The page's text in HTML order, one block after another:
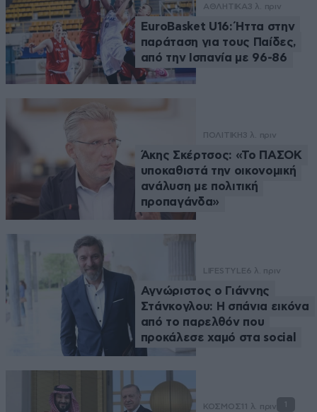
ΑΘΛΗΤΙΚΑ3 λ. πριν
EuroBasket U16: Ήττα στην
παράταση για τους Παίδες,
από την Ισπανία με 96-86
ΠΟΛΙΤΙΚΗ3 λ. πριν
Άκης Σκέρτσος: «Το ΠΑΣΟΚ
υποκαθιστά την οικονομική
ανάλυση με πολιτική
προπαγάνδα»
LIFESTYLE6 λ. πριν
Αγνώριστος ο Γιάννης
Στάνκογλου: Η σπάνια εικόνα
από το παρελθόν που
προκάλεσε χαμό στα social
ΚΟΣΜΟΣ 11 λ. πριν 1